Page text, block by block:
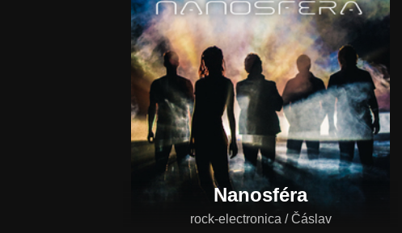
Nanosféra
rock-electronica / Čáslav